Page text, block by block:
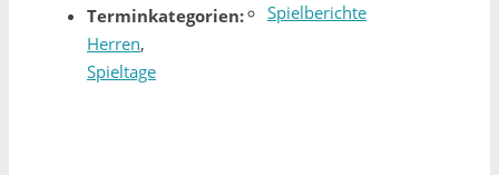
Terminkategorien:
Herren,
Spieltage
Spielberichte